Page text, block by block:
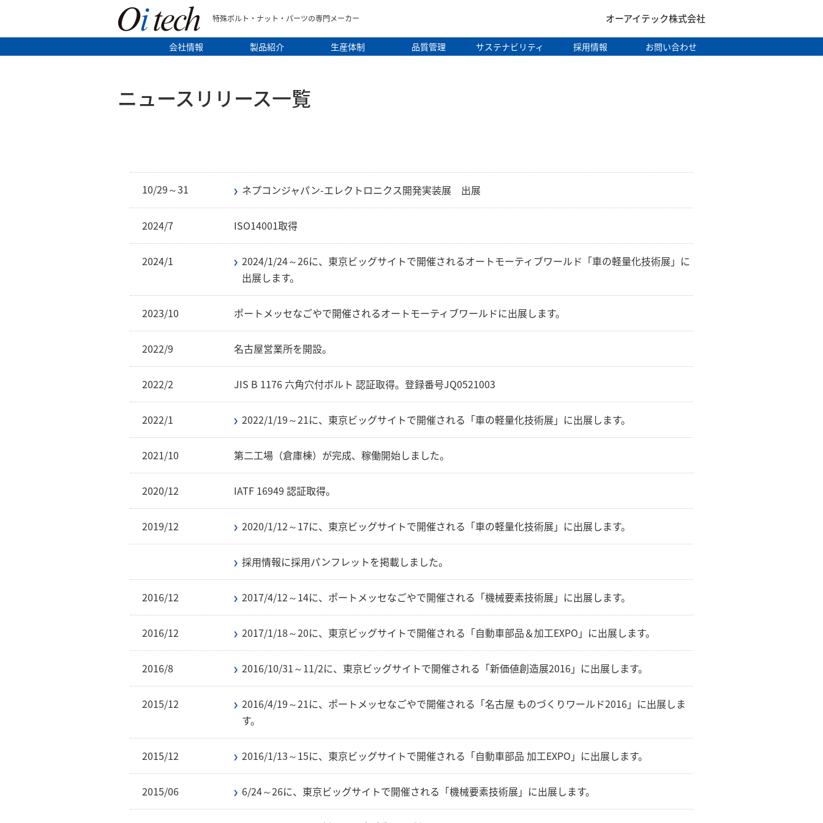
特殊ボルト・ナット・パーツの専門メーカー オーアイテック株式会社
会社情報 製品紹介 生産体制 品質管理 サステナビリティ 採用情報 お問い合わせ
ニュースリリース一覧
10/29～31 ネプコンジャパン-エレクトロニクス開発実装展 出展
2024/7 ISO14001取得
2024/1
2024/1/24～26に、東京ビッグサイトで開催されるオートモーティブワールド「車の軽量化技術展」に
出展します。
2023/10 ポートメッセなごやで開催されるオートモーティブワールドに出展します。
2022/9 名古屋営業所を開設。
2022/2 JIS B 1176 六角穴付ボルト 認証取得。登録番号JQ0521003
2022/1 2022/1/19～21に、東京ビッグサイトで開催される「車の軽量化技術展」に出展します。
2021/10 第二工場（倉庫棟）が完成、稼働開始しました。
2020/12 IATF 16949 認証取得。
2019/12 2020/1/12～17に、東京ビッグサイトで開催される「車の軽量化技術展」に出展します。
採用情報に採用パンフレットを掲載しました。
2016/12 2017/4/12～14に、ポートメッセなごやで開催される「機械要素技術展」に出展します。
2016/12 2017/1/18～20に、東京ビッグサイトで開催される「自動車部品＆加工EXPO」に出展します。
2016/8 2016/10/31～11/2に、東京ビッグサイトで開催される「新価値創造展2016」に出展します。
2015/12
2016/4/19～21に、ポートメッセなごやで開催される「名古屋 ものづくりワールド2016」に出展しま
す。
2015/12 2016/1/13～15に、東京ビッグサイトで開催される「自動車部品 加工EXPO」に出展します。
2015/06 6/24～26に、東京ビッグサイトで開催される「機械要素技術展」に出展します。